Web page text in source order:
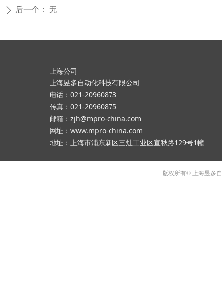
ꄲ 后一个： 无
上海公司
上海昱多自动化科技有限公司
电话：021-20960873
传真：021-20960875
邮箱：zjh@mpro-china.com
网址：www.mpro-china.com
地址：上海市浦东新区三灶工业区宣秋路129号1幢
版权所有© 上海昱多